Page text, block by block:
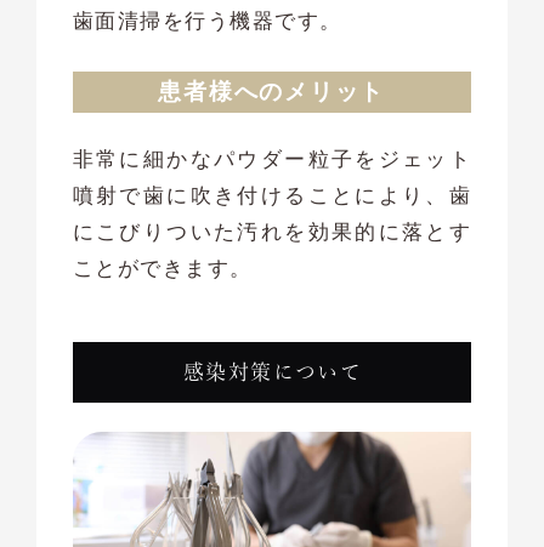
歯面清掃を行う機器です。
患者様へのメリット
非常に細かなパウダー粒子をジェット
噴射で歯に吹き付けることにより、歯
にこびりついた汚れを効果的に落とす
ことができます。
感染対策について